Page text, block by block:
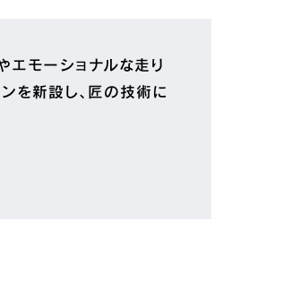
エモーショナルな走り
を新設し、匠の技術に